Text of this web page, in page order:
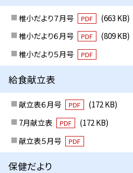
椎小だより７月号 PDF
(663 KB)
椎小だより６月号
PDF
(809 KB)
椎小だより５月号
PDF
給食献立表
献立表６月号 PDF
(172 KB)
7月献立表
PDF
(172 KB)
献立表５月号
PDF
保健だより